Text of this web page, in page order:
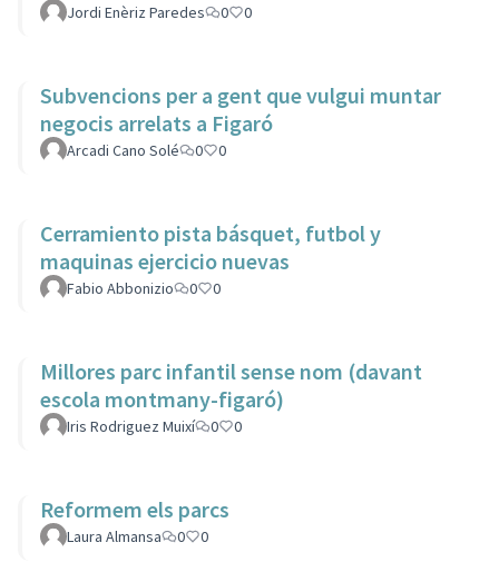
Jordi Enèriz Paredes 0 0
Subvencions per a gent que vulgui muntar
negocis arrelats a Figaró
Arcadi Cano Solé 0 0
Cerramiento pista básquet, futbol y
maquinas ejercicio nuevas
Fabio Abbonizio 0 0
Millores parc infantil sense nom (davant
escola montmany-figaró)
Iris Rodriguez Muixí 0 0
Reformem els parcs
Laura Almansa 0 0